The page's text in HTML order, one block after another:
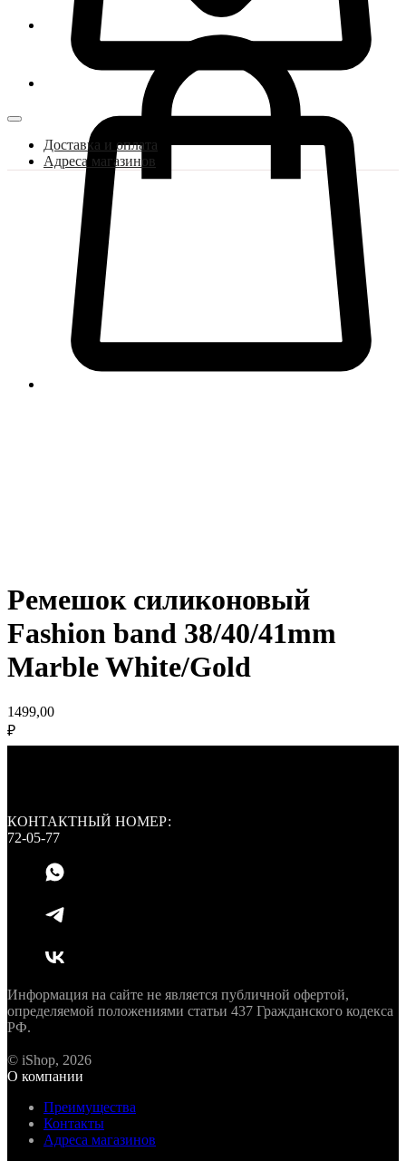
Доставка и оплата
Адреса магазинов
Ремешок силиконовый
Fashion band 38/40/41mm
Marble White/Gold
1499,00
₽
КОНТАКТНЫЙ НОМЕР:
72-05-77
Информация на сайте не является публичной офертой,
определяемой положениями статьи 437 Гражданского кодекса
РФ.
© iShop, 2026
О компании
Преимущества
Контакты
Адреса магазинов